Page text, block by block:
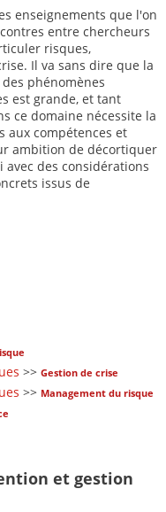
enseignements que l'on
entre chercheurs
risques,
Il va sans dire que la
phénomènes
est grande, et tant
ce domaine nécessite la
compétences et
ambition de décortiquer
des considérations
issus de
>> Gestion de crise
>> Management du risque
et gestion